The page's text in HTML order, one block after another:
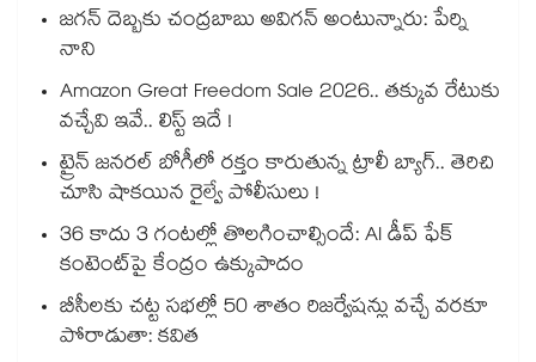
జగన్ దెబ్బకు చంద్రబాబు అవిగన్ అంటున్నారు: పేర్ని
నాని
Amazon Great Freedom Sale 2026.. తక్కువ రేటుకు
వచ్చేవి ఇవే.. లిస్ట్ ఇదే !
ట్రైన్ జనరల్ బోగీలో రక్తం కారుతున్న ట్రాలీ బ్యాగ్.. తెరిచి
చూసి షాకయిన రైల్వే పోలీసులు !
36 కాదు 3 గంటల్లో తొలగించాల్సిందే: AI డీప్ ఫేక్
కంటెంట్‎పై కేంద్రం ఉక్కుపాదం
బీసీలకు చట్ట సభల్లో 50 శాతం రిజర్వేషన్లు వచ్చే వరకూ
పోరాడుతా: కవిత